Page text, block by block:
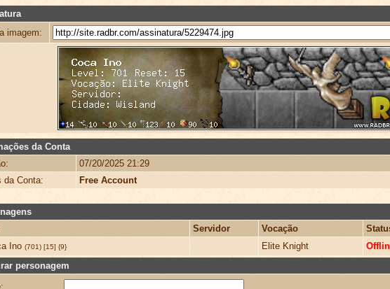
imagem:
da Conta
07/20/2025 21:29
da Conta:
Free Account
Servidor Vocação
Ino (701) [15] {9} Elite Knight
personagem